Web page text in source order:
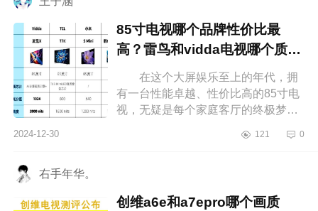
85寸电视哪个品牌性价比最
高？雷鸟和vidda电视哪个质量
在这个大屏娱乐至上的年代，拥
有一台性能卓越、性价比高的85寸电
视，无疑是每个家庭客厅的终极梦
沙发上，享受影院级别的视觉盛宴，
2024-12-30 121 0
右手年华。
创维a6e和a7epro哪个画质